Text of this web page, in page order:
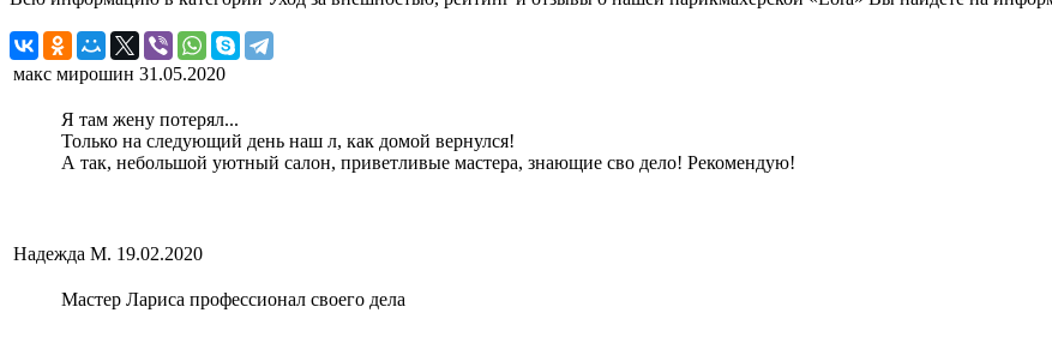
макс мирошин 31.05.2020
Я там жену потерял...
Только на следующий день наш л, как домой вернулся!
А так, небольшой уютный салон, приветливые мастера, знающие сво дело! Рекомендую!
Надежда М. 19.02.2020
Мастер Лариса профессионал своего дела